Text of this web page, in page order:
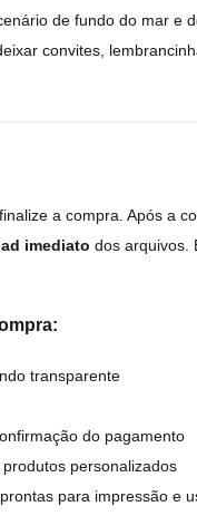
de fundo do mar e
convites,
a compra. Após a
imediato dos arquivos.
transparente
do pagamento
personalizados
para impressão e